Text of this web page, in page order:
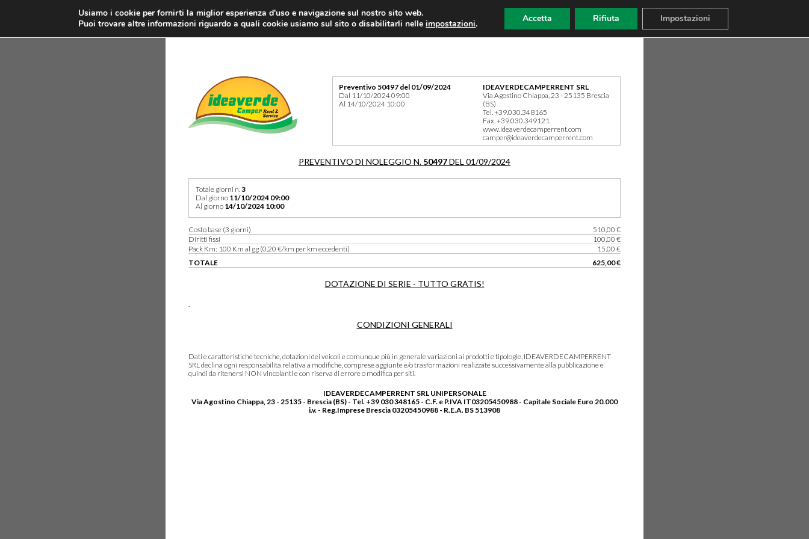
IDEAVERDECAMPERRENT SRL
Via Agostino Chiappa, 23 - 25135 Brescia
(BS)
Tel. +39.030.348165
Fax. +39.030.349121
www.ideaverdecamperrent.com
camper@ideaverdecamperrent.com
Preventivo 50497 del 01/09/2024
Dal 11/10/2024 09:00
Al 14/10/2024 10:00
PREVENTIVO DI NOLEGGIO N. 50497DEL 01/09/2024
Totale giorni n.3
Dal giorno 11/10/2024 09:00
Al giorno 14/10/2024 10:00
Costo base (3 giorni)
510,00 €
Diritti fissi
100,00 €
Pack Km: 100 Km al gg (0,20 €/km per km eccedenti)
15,00 €
TOTALE
625,00 €
DOTAZIONE DI SERIE - TUTTO GRATIS!
.
CONDIZIONI GENERALI
Dati e caratteristiche tecniche, dotazioni dei veicoli e comunque più in generale variazioni ai prodotti e tipologie, IDEAVERDECAMPERRENT
SRL declina ogni responsabilità relativa a modifiche, comprese aggiunte e/o trasformazioni realizzate successivamente alla pubblicazione e
quindi da ritenersi NON vincolanti e con riserva di errore o modifica per siti.
IDEAVERDECAMPERRENT SRL UNIPERSONALE
Via Agostino Chiappa, 23 - 25135 - Brescia (BS) - Tel. +39 030 348165 - C.F. e P.IVA IT03205450988 - Capitale Sociale Euro 20.000
i.v. - Reg.Imprese Brescia 03205450988 - R.E.A. BS 513908
Usiamo i cookie per fornirti la miglior esperienza d'uso e navigazione sul nostro sito web.
Puoi trovare altre informazioni riguardo a quali cookie usiamo sul sito o disabilitarli nelleimpostazioni. Accetta Rifiuta Impostazioni